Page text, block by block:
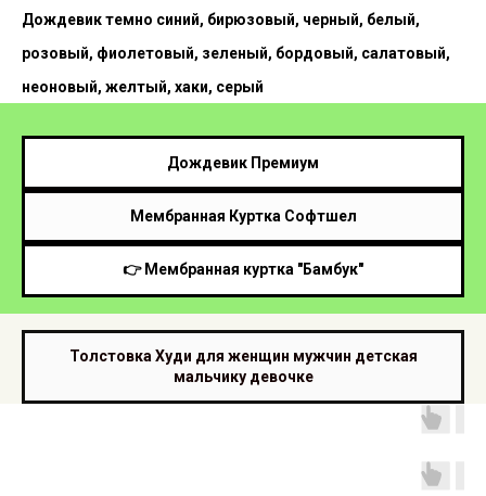
Дождевик темно синий, бирюзовый, черный, белый,
розовый, фиолетовый, зеленый, бордовый, салатовый,
неоновый, желтый, хаки, серый
Дождевик Премиум
Мембранная Куртка Софтшел
👉 Мембранная куртка "Бамбук"
Толстовка Худи для женщин мужчин детская
мальчику девочке